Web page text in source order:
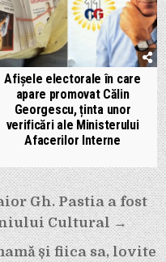
Afișele electorale în care
apare promovat Călin
Georgescu, ținta unor
verificări ale Ministerului
Afacerilor Interne
Gh. Pastia a fost
Cultural →
și fiica sa, lovite